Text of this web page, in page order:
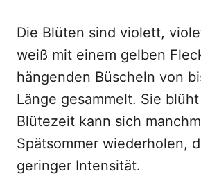
Die Blüten sind violett,
weiß mit einem gelben
hängenden Büscheln von
Länge gesammelt. Sie
Blütezeit kann sich
Spätsommer wiederholen,
geringer Intensität.